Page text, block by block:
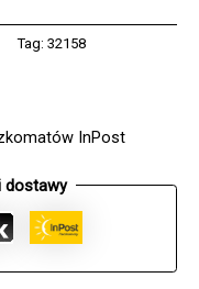
Tag: 32158
InPost
dostawy